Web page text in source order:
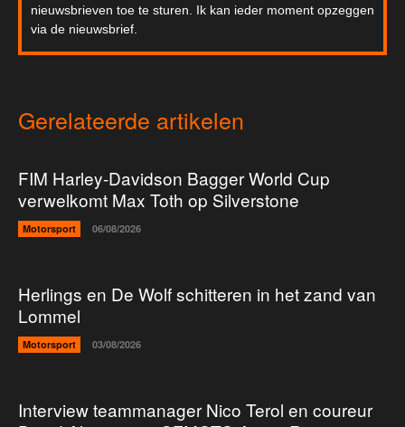
nieuwsbrieven toe te sturen. Ik kan ieder moment opzeggen
via de nieuwsbrief.
Gerelateerde artikelen
FIM Harley-Davidson Bagger World Cup
verwelkomt Max Toth op Silverstone
Motorsport 06/08/2026
Herlings en De Wolf schitteren in het zand van
Lommel
Motorsport 03/08/2026
Interview teammanager Nico Terol en coureur